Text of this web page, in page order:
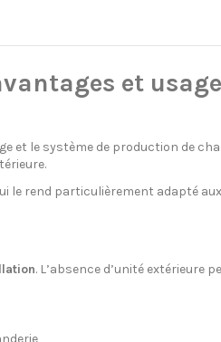
et
et le système de production de
le rend particulièrement adapté
. L’absence d’unité extérieure